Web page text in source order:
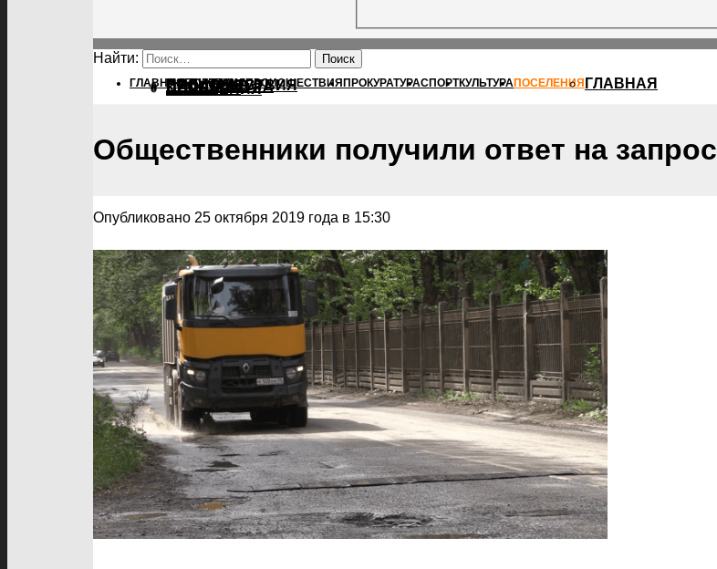
Найти:
ГЛАВНАЯПОЛИТИКАПРОИСШЕСТВИЯ ПРОКУРАТУРАСПОРТКУЛЬТУРАПОСЕЛЕНИЯ ГЛАВНАЯ
ПОЛИТИКА
ПРОИСШЕСТВИЯ
ПРОКУРАТУРА
СПОРТ
КУЛЬТУРА
ПОСЕЛЕНИЯ
Общественники получили ответ на запрос
Опубликовано 25 октября 2019 года в 15:30